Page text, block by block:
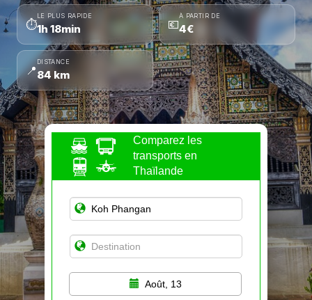
⏱
LE PLUS RAPIDE
1h 18min 💶
À PARTIR DE
4€
📍
DISTANCE
84 km
Comparez les
transports en
Thaïlande
Août, 13